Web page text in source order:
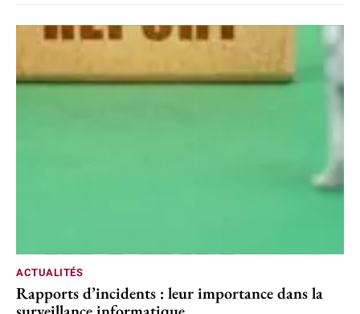
ACTUALITÉS
Rapports d’incidents : leur importance dans la